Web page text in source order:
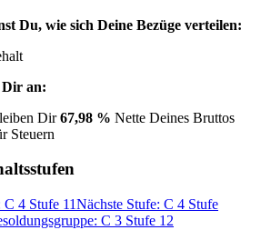
Du, wie sich Deine Bezüge verteilen:
Dir an:
Dir67,98 % Nette Deines Bruttos
Steuern
4 Stufe 11Nächste Stufe: C 4 Stufe
C 3 Stufe 12